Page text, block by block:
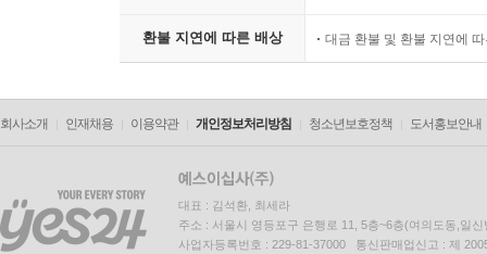
환불 지연에 따른 배상 대금 환불 및 환불 지연에
회사소개 인재채용 이용약관 개인정보처리방침 청소년보호정책 도서홍보안내
대표 : 김석환, 최세라
주소 : 서울시 영등포구 은행로 11, 5층~6층(여의도동,일신
사업자등록번호 : 229-81-37000 통신판매업신고 : 제